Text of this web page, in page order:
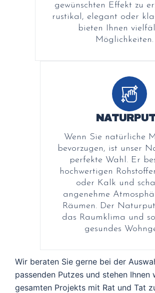
gewünschten Effekt zu
rustikal, elegant oder
bieten Ihnen
Möglichkeiten.
Wenn Sie natürliche
bevorzugen, ist unser
perfekte Wahl. Er
hochwertigen
oder Kalk und
angenehme
Räumen. Der
das Raumklima und
gesundes
Wir beraten Sie gerne bei der
passenden Putzes und stehen Ihnen
gesamten Projekts mit Rat und Tat